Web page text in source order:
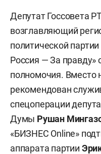
Депутат Госсовета
возглавляющий
политической
Россия — За правду»
полномочия. Вместо
рекомендован
спецоперации
Думы Рушан
«БИЗНЕС Online»
аппарата партии